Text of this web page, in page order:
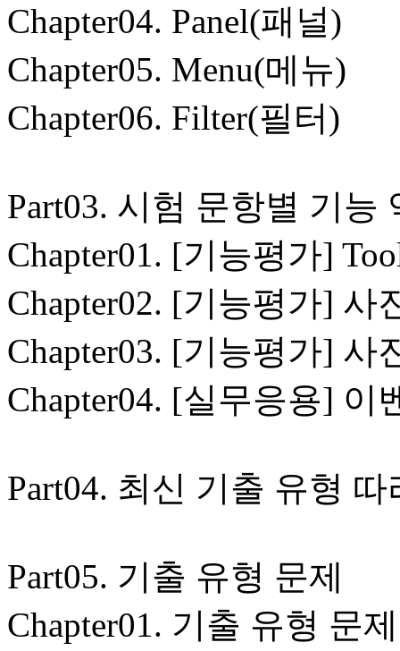
Chapter04. Panel(패널)
Chapter05. Menu(메뉴)
Chapter06. Filter(필터)
Part03. 시험 문항별 기능
Chapter01. [기능평가]
Chapter02. [기능평가] 사
Chapter03. [기능평가] 사
Chapter04. [실무응용] 이
Part04. 최신 기출 유형
Part05. 기출 유형 문제
Chapter01. 기출 유형 문